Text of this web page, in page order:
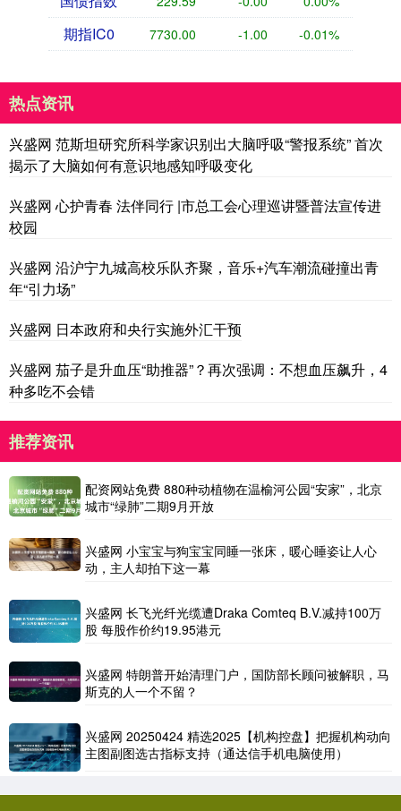
期指IC0 7730.00 -1.00 -0.01%
热点资讯
兴盛网 范斯坦研究所科学家识别出大脑呼吸“警报系统” 首次
揭示了大脑如何有意识地感知呼吸变化
兴盛网 心护青春 法伴同行 |市总工会心理巡讲暨普法宣传进
校园
兴盛网 沿沪宁九城高校乐队齐聚，音乐+汽车潮流碰撞出青
年“引力场”
兴盛网 日本政府和央行实施外汇干预
兴盛网 茄子是升血压“助推器”？再次强调：不想血压飙升，4
种多吃不会错
推荐资讯
配资网站免费 880种动植物在温榆河公园“安家”，北京
城市“绿肺”二期9月开放
兴盛网 小宝宝与狗宝宝同睡一张床，暖心睡姿让人心
动，主人却拍下这一幕
兴盛网 长飞光纤光缆遭Draka Comteq B.V.减持100万
股 每股作价约19.95港元
兴盛网 特朗普开始清理门户，国防部长顾问被解职，马
斯克的人一个不留？
兴盛网 20250424 精选2025【机构控盘】把握机构动向
主图副图选古指标支持（通达信手机电脑使用）